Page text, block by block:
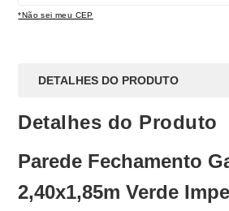
*Não sei meu CEP
DETALHES DO PRODUTO
Detalhes do Produto
Parede Fechamento
2,40x1,85m Verde